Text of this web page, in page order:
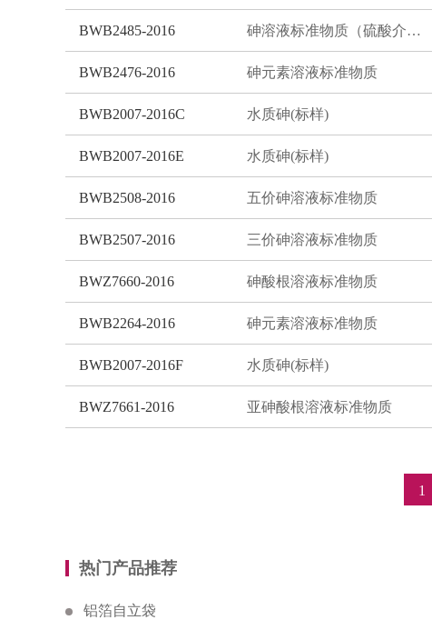
BWB2485-2016 砷溶液标准物质（硫酸介质）
BWB2476-2016 砷元素溶液标准物质
BWB2007-2016C 水质砷(标样)
BWB2007-2016E 水质砷(标样)
BWB2508-2016 五价砷溶液标准物质
BWB2507-2016 三价砷溶液标准物质
BWZ7660-2016 砷酸根溶液标准物质
BWB2264-2016 砷元素溶液标准物质
BWB2007-2016F 水质砷(标样)
BWZ7661-2016 亚砷酸根溶液标准物质
1
热门产品推荐
铝箔自立袋